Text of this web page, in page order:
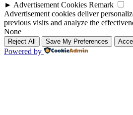
► Advertisement Cookies Remark
Advertisement cookies deliver
previous visits and analyze the
None
Reject All Save My Preferences
Powered by